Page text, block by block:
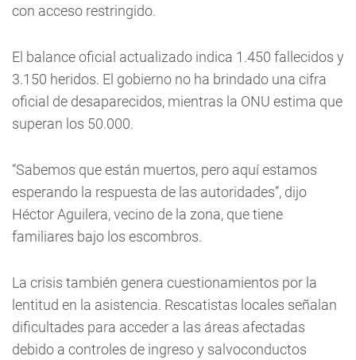
con acceso restringido.
El balance oficial actualizado indica 1.450 fallecidos y
3.150 heridos. El gobierno no ha brindado una cifra
oficial de desaparecidos, mientras la ONU estima que
superan los 50.000.
“Sabemos que están muertos, pero aquí estamos
esperando la respuesta de las autoridades”, dijo
Héctor Aguilera, vecino de la zona, que tiene
familiares bajo los escombros.
La crisis también genera cuestionamientos por la
lentitud en la asistencia. Rescatistas locales señalan
dificultades para acceder a las áreas afectadas
debido a controles de ingreso y salvoconductos